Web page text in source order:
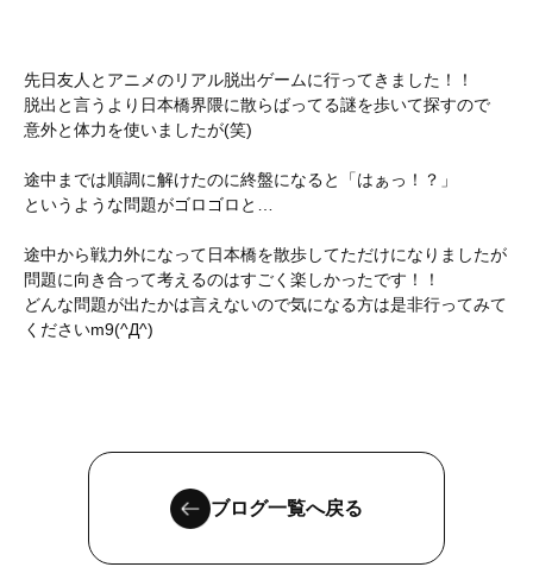
先日友人とアニメのリアル脱出ゲームに行ってきました！！
脱出と言うより日本橋界隈に散らばってる謎を歩いて探すので
意外と体力を使いましたが(笑)
途中までは順調に解けたのに終盤になると「はぁっ！？」
というような問題がゴロゴロと…
途中から戦力外になって日本橋を散歩してただけになりましたが
問題に向き合って考えるのはすごく楽しかったです！！
どんな問題が出たかは言えないので気になる方は是非行ってみて
くださいm9(^Д^)
ブログ一覧へ戻る